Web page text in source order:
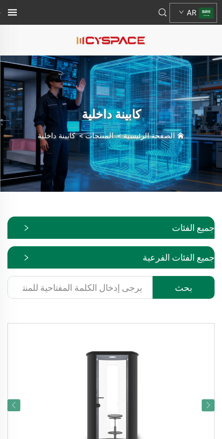
AR
كابينة داخلية
الصفحة الرئيسية>المنتجات>كابينة داخلية
جميع الفئات
جميع الفئات الفرعية
بحث